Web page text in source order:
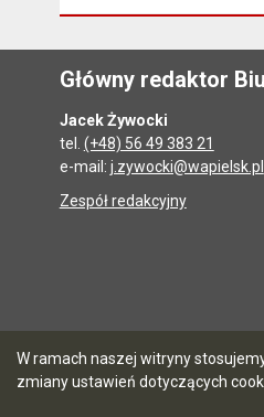
W ramach naszej witryny
zmiany ustawień dotyczących
Główny redaktor
Jacek Żywocki
tel. (+48) 56 49 383 21
e-mail: j.zywocki@wapielsk.pl
Zespół redakcyjny
5.7.0 [90]